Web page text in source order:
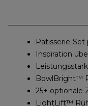
Patisserie-
Inspiration
BowlBright™
25+ optionale
LightLift™